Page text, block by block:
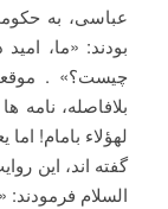
عباسی، به
بودند: «ما،
چیست؟» .
بلافاصله، نامه
لهؤلاء بامام! اما
گفته اند، این
السلام فرمودند: